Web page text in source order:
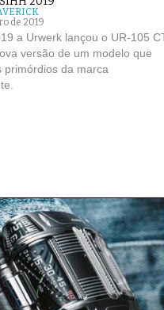
de 2019
a Urwerk lançou o UR-105
versão de um modelo que
primórdios da marca